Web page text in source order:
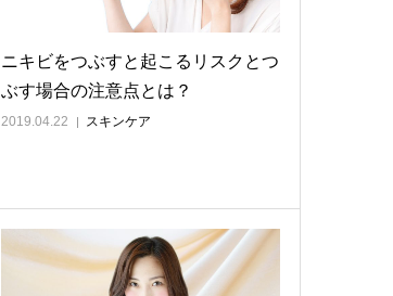
ニキビをつぶすと起こるリスクとつ
ぶす場合の注意点とは？
2019.04.22 スキンケア